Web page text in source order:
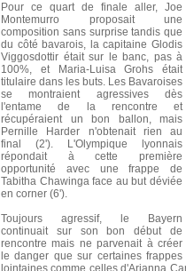
Pour ce quart de finale aller, Joe
Montemurro proposait une
composition sans surprise tandis que
du côté bavarois, la capitaine Glodis
Viggosdottir était sur le banc, pas à
100%, et Maria-Luisa Grohs était
titulaire dans les buts. Les Bavaroises
se montraient agressives dès
l'entame de la rencontre et
récupéraient un bon ballon, mais
Pernille Harder n'obtenait rien au
final (2'). L'Olympique lyonnais
répondait à cette première
opportunité avec une frappe de
Tabitha Chawinga face au but déviée
en corner (6').
Toujours agressif, le Bayern
continuait sur son bon début de
rencontre mais ne parvenait à créer
le danger que sur certaines frappes
lointaines comme celles d'Arianna